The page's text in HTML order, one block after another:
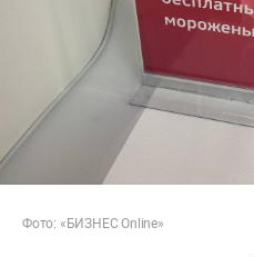
Фото: «БИЗНЕС Online»